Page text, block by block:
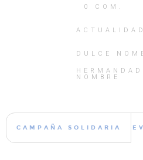
0 COM.
DULCE
NOMBRE
CAMPAÑA SOLIDARIA